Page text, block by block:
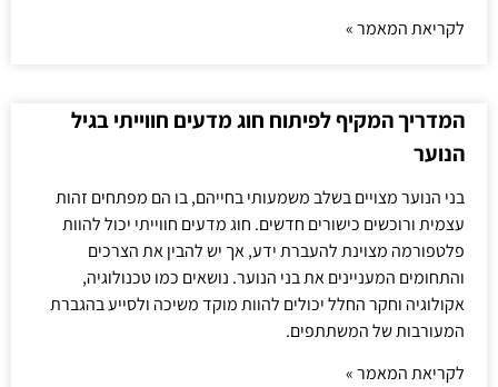
לקריאת המאמר »
המדריך המקיף לפיתוח חוג מדעים חווייתי בגיל
הנוער
בני הנוער מצויים בשלב משמעותי בחייהם, בו הם מפתחים זהות
עצמית ורוכשים כישורים חדשים. חוג מדעים חווייתי יכול להוות
פלטפורמה מצוינת להעברת ידע, אך יש להבין את הצרכים
והתחומים המעניינים את בני הנוער. נושאים כמו טכנולוגיה,
אקולוגיה וחקר החלל יכולים להוות מוקד משיכה ולסייע בהגברת
המעורבות של המשתתפים.
לקריאת המאמר »